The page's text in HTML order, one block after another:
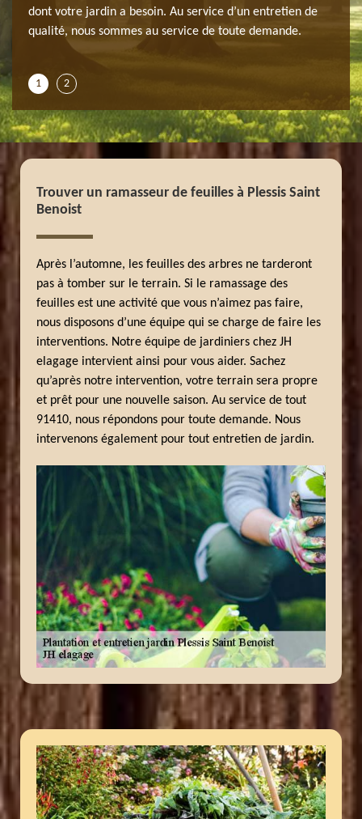
dont votre jardin a besoin. Au service d’un entretien de
qualité, nous sommes au service de toute demande.
de
1 2
Trouver un ramasseur de feuilles à Plessis Saint
Benoist
Après l’automne, les feuilles des arbres ne tarderont
pas à tomber sur le terrain. Si le ramassage des
feuilles est une activité que vous n’aimez pas faire,
nous disposons d’une équipe qui se charge de faire les
interventions. Notre équipe de jardiniers chez JH
elagage intervient ainsi pour vous aider. Sachez
qu’après notre intervention, votre terrain sera propre
et prêt pour une nouvelle saison. Au service de tout
91410, nous répondons pour toute demande. Nous
intervenons également pour tout entretien de jardin.